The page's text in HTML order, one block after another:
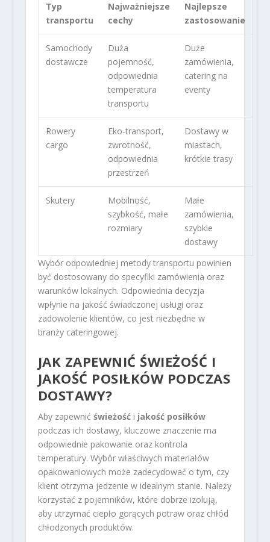
Typ
transportu
Najważniejsze
cechy
Najlepsze
zastosowanie
Samochody
dostawcze
Duża
pojemność,
odpowiednia
temperatura
transportu
Duże
zamówienia,
catering na
eventy
Rowery
cargo
Eko-transport,
zwrotność,
odpowiednia
przestrzeń
Dostawy w
miastach,
krótkie trasy
Skutery
Mobilność,
szybkość, małe
rozmiary
Małe
zamówienia,
szybkie
dostawy
Wybór odpowiedniej metody transportu powinien
być dostosowany do specyfiki zamówienia oraz
warunków lokalnych. Odpowiednia decyzja
wpłynie na jakość świadczonej usługi oraz
zadowolenie klientów, co jest niezbędne w
branży cateringowej.
JAK ZAPEWNIĆ ŚWIEŻOŚĆ I
JAKOŚĆ POSIŁKÓW PODCZAS
DOSTAWY?
Aby zapewnić świeżośći jakość posiłków
podczas ich dostawy, kluczowe znaczenie ma
odpowiednie pakowanie oraz kontrola
temperatury. Wybór właściwych materiałów
opakowaniowych może zadecydować o tym, czy
klient otrzyma jedzenie w idealnym stanie. Należy
korzystać z pojemników, które dobrze izolują,
aby utrzymać ciepło gorących potraw oraz chłód
chłodzonych produktów.